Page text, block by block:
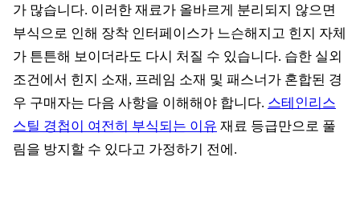
가 많습니다. 이러한 재료가 올바르게 분리되지 않으면
부식으로 인해 장착 인터페이스가 느슨해지고 힌지 자체
가 튼튼해 보이더라도 다시 처질 수 있습니다. 습한 실외
조건에서 힌지 소재, 프레임 소재 및 패스너가 혼합된 경
우 구매자는 다음 사항을 이해해야 합니다. 스테인리스
스틸 경첩이 여전히 부식되는 이유 재료 등급만으로 풀
림을 방지할 수 있다고 가정하기 전에.